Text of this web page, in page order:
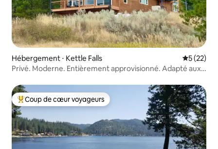
Hébergement ⋅ Kettle Falls
5 (22)
Privé. Moderne. Entièrement approvisionné. Adapté aux
Coups de cœur voyageurs les plus appréciés
Coup de cœur voyageurs